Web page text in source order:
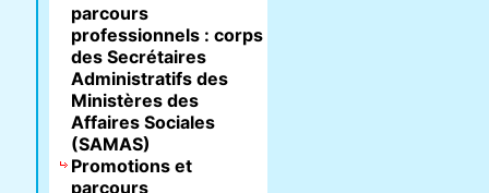
parcours
professionnels : corps
des Secrétaires
Administratifs des
Ministères des
Affaires Sociales
(SAMAS)
Promotions et
parcours